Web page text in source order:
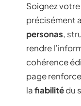
Soignez
précisément
personas,
rendre
cohérence
page
lafiabilitédu